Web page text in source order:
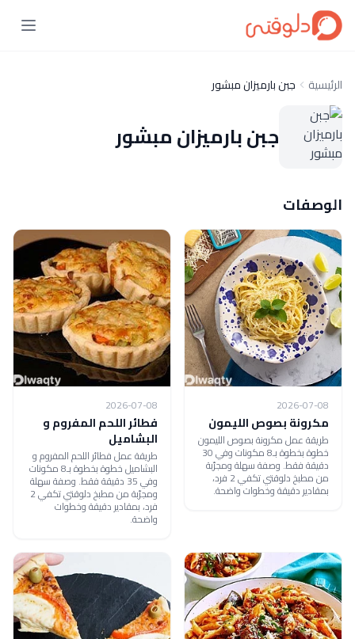
الرئيسية جبن بارميزان مبشور
جبن بارميزان مبشور
الوصفات
2026-07-08
مكرونة بصوص الليمون
طريقة عمل مكرونة بصوص الليمون
خطوة بخطوة بـ8 مكونات وفي 30
دقيقة فقط. وصفة سهلة ومجرّبة
من مطبخ دلوقتي تكفي 2 فرد،
بمقادير دقيقة وخطوات واضحة.
2026-07-08
فطائر اللحم المفروم و
البشاميل
طريقة عمل فطائر اللحم المفروم و
البشاميل خطوة بخطوة بـ8 مكونات
وفي 35 دقيقة فقط. وصفة سهلة
ومجرّبة من مطبخ دلوقتي تكفي 2
فرد، بمقادير دقيقة وخطوات
واضحة.